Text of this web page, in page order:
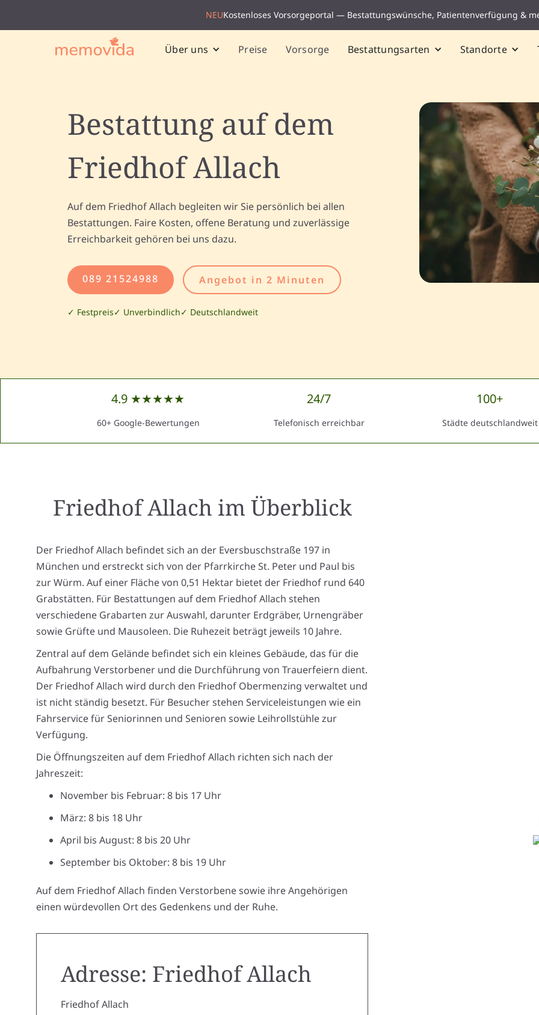
NEUKostenloses Vorsorgeportal — Bestattungswünsche, Patientenverfügung &
Über uns Preise Vorsorge Bestattungsarten Standorte
Bestattung auf dem
Friedhof Allach
Auf dem Friedhof Allach begleiten wir Sie persönlich bei allen
Bestattungen. Faire Kosten, offene Beratung und zuverlässige
Erreichbarkeit gehören bei uns dazu.
089 21524988 Angebot in 2 Minuten
✓ Festpreis✓ Unverbindlich✓ Deutschlandweit
4.9 ★★★★★
60+ Google-Bewertungen
24/7
Telefonisch erreichbar
100+
Städte deutschlandweit
Friedhof Allach im Überblick
Der Friedhof Allach befindet sich an der Eversbuschstraße 197 in
München und erstreckt sich von der Pfarrkirche St. Peter und Paul bis
zur Würm. Auf einer Fläche von 0,51 Hektar bietet der Friedhof rund 640
Grabstätten. Für Bestattungen auf dem Friedhof Allach stehen
verschiedene Grabarten zur Auswahl, darunter Erdgräber, Urnengräber
sowie Grüfte und Mausoleen. Die Ruhezeit beträgt jeweils 10 Jahre.
Zentral auf dem Gelände befindet sich ein kleines Gebäude, das für die
Aufbahrung Verstorbener und die Durchführung von Trauerfeiern dient.
Der Friedhof Allach wird durch den Friedhof Obermenzing verwaltet und
ist nicht ständig besetzt. Für Besucher stehen Serviceleistungen wie ein
Fahrservice für Seniorinnen und Senioren sowie Leihrollstühle zur
Verfügung.
Die Öffnungszeiten auf dem Friedhof Allach richten sich nach der
Jahreszeit:
November bis Februar: 8 bis 17 Uhr
März: 8 bis 18 Uhr
April bis August: 8 bis 20 Uhr
September bis Oktober: 8 bis 19 Uhr
Auf dem Friedhof Allach finden Verstorbene sowie ihre Angehörigen
einen würdevollen Ort des Gedenkens und der Ruhe.
Adresse: Friedhof Allach
Friedhof Allach